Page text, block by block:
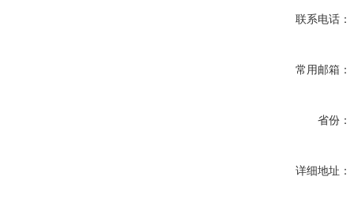
联系电话：
常用邮箱：
省份：
详细地址：